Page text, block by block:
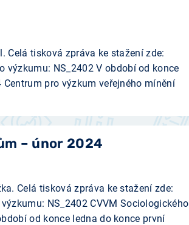
Celá tisková zpráva ke stažení zde:
výzkumu: NS_2402 V období od konce
pro výzkum veřejného mínění
– únor 2024
Celá tisková zpráva ke stažení zde:
NS_2402 CVVM Sociologického
od konce ledna do konce první